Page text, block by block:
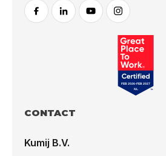
FACEBOOKLINKEDINYOUTUBEINSTAGRAM
CONTACT
Kumij B.V.